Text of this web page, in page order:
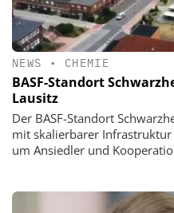
NEWS • CHEMIE
BASF-Standort
Lausitz
Der BASF-Standort
mit skalierbarer
um Ansiedler und